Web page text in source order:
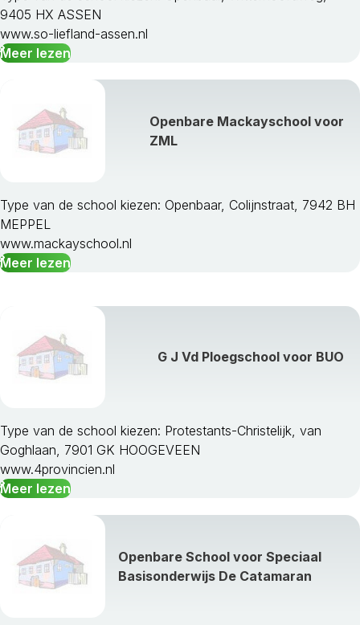
9405 HX ASSEN
www.so-liefland-assen.nl
Meer lezen
Openbare Mackayschool voor
ZML
Type van de school kiezen: Openbaar, Colijnstraat, 7942 BH
MEPPEL
www.mackayschool.nl
Meer lezen
G J Vd Ploegschool voor BUO
Type van de school kiezen: Protestants-Christelijk, van
Goghlaan, 7901 GK HOOGEVEEN
www.4provincien.nl
Meer lezen
Openbare School voor Speciaal
Basisonderwijs De Catamaran